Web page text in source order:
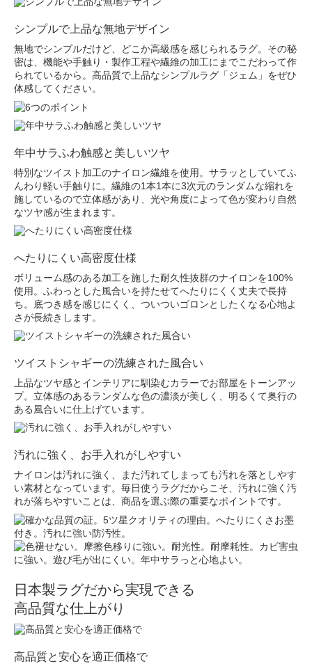
シンプルで上品な無地デザイン
無地でシンプルだけど、どこか高級感を感じられるラグ。その秘
密は、機能や手触り・製作工程や繊維の加工にまでこだわって作
られているから。高品質で上品なシンプルラグ「ジェム」をぜひ
体感してください。
年中サラふわ触感と美しいツヤ
特別なツイスト加工のナイロン繊維を使用。サラッとしていてふ
んわり軽い手触りに。繊維の1本1本に3次元のランダムな縮れを
施しているので立体感があり、光や角度によって色が変わり自然
なツヤ感が生まれます。
へたりにくい高密度仕様
ボリューム感のある加工を施した耐久性抜群のナイロンを100%
使用。ふわっとした風合いを持たせてへたりにくく丈夫で長持
ち。底つき感を感じにくく、ついついゴロンとしたくなる心地よ
さが長続きします。
ツイストシャギーの洗練された風合い
上品なツヤ感とインテリアに馴染むカラーでお部屋をトーンアッ
プ。立体感のあるランダムな色の濃淡が美しく、明るくて奥行の
ある風合いに仕上げています。
汚れに強く、お手入れがしやすい
ナイロンは汚れに強く、また汚れてしまっても汚れを落としやす
い素材となっています。毎日使うラグだからこそ、汚れに強く汚
れが落ちやすいことは、商品を選ぶ際の重要なポイントです。
日本製ラグだから実現できる
高品質な仕上がり
高品質と安心を適正価格で